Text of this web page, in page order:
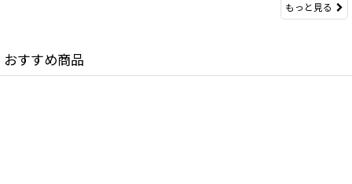
もっと見る
おすすめ商品